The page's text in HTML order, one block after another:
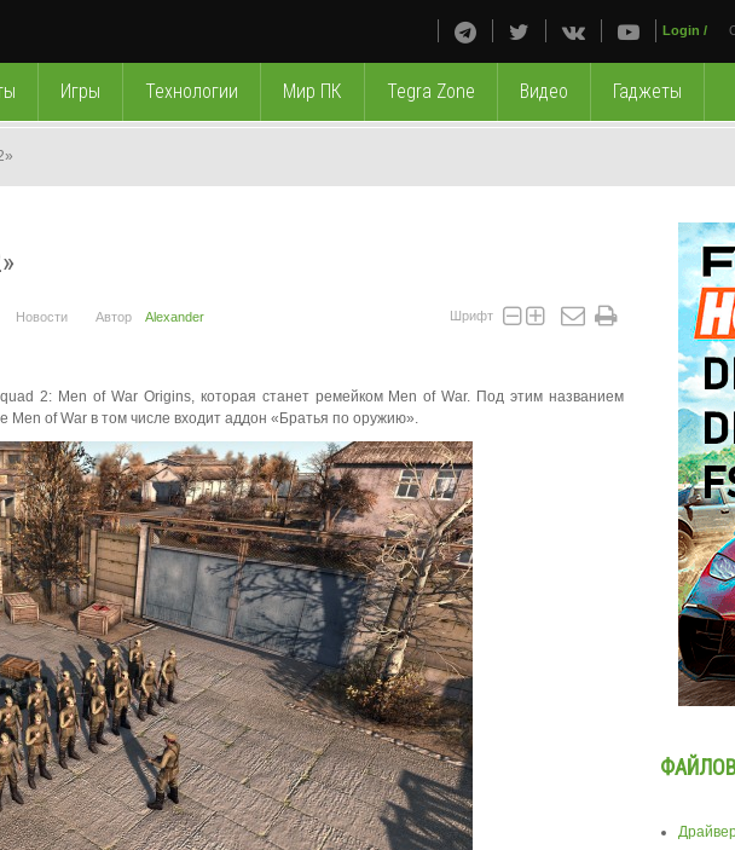
Login /
Игры Технологии Мир ПК Tegra Zone Видео Гаджеты
Новости Автор Alexander Шрифт
2: Men of War Origins, которая станет ремейком Men of War. Под этим названием
Men of War в том числе входит аддон «Братья по оружию».